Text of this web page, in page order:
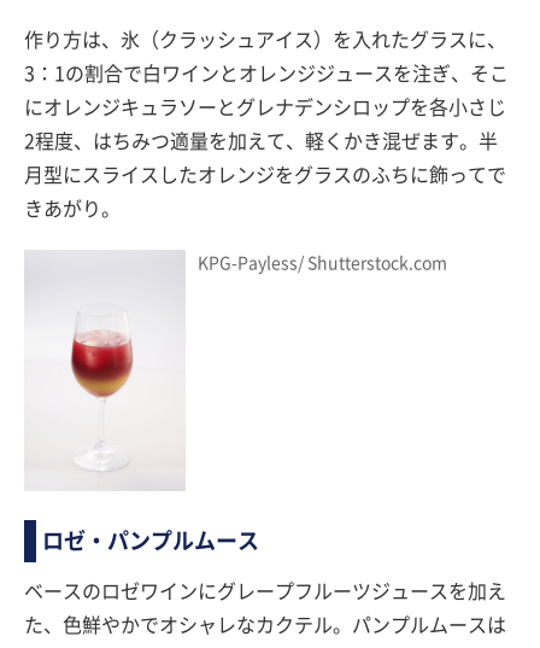
作り方は、氷（クラッシュアイス）を入れたグラスに、
3：1の割合で白ワインとオレンジジュースを注ぎ、そこ
にオレンジキュラソーとグレナデンシロップを各小さじ
2程度、はちみつ適量を加えて、軽くかき混ぜます。半
月型にスライスしたオレンジをグラスのふちに飾ってで
きあがり。
KPG-Payless/ Shutterstock.com
ロゼ・パンプルムース
ベースのロゼワインにグレープフルーツジュースを加え
た、色鮮やかでオシャレなカクテル。パンプルムースは